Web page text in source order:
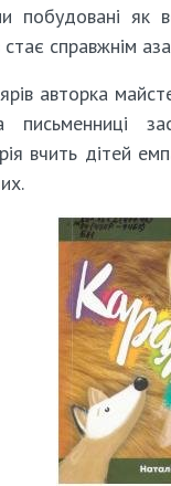
побудовані як
справжнім
авторка
вчить дітей